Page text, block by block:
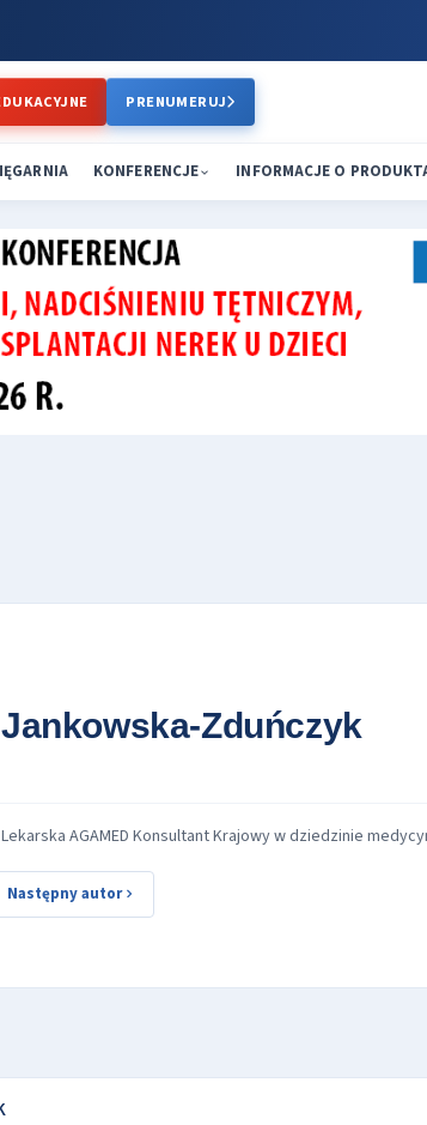
PRENUMERUJ
KONFERENCJE INFORMACJE O
Zduńczyk
AGAMED Konsultant Krajowy w dziedzinie
Następny autor